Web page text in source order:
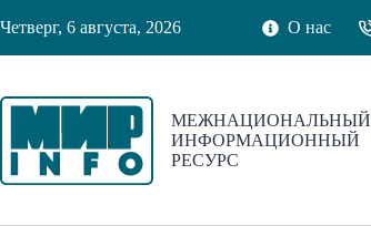
к
Четверг, 6 августа, 2026 О нас
МЕЖНАЦИОНАЛЬНЫЙ
ИНФОРМАЦИОННЫЙ
РЕСУРС